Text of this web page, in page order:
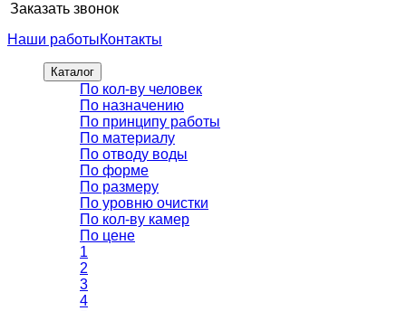
Заказать звонок
Наши работыКонтакты
Каталог
По кол-ву человек
По назначению
По принципу работы
По материалу
По отводу воды
По форме
По размеру
По уровню очистки
По кол-ву камер
По цене
1
2
3
4